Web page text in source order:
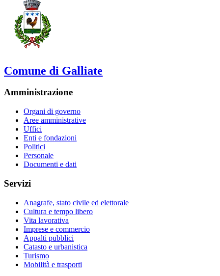
Comune di Galliate
Amministrazione
Organi di governo
Aree amministrative
Uffici
Enti e fondazioni
Politici
Personale
Documenti e dati
Servizi
Anagrafe, stato civile ed elettorale
Cultura e tempo libero
Vita lavorativa
Imprese e commercio
Appalti pubblici
Catasto e urbanistica
Turismo
Mobilità e trasporti